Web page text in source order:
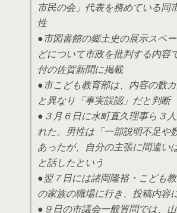
市民の会」代表を務めている同
性
●市図書館の郷土史の展示スペ
どについて市政を批判する内容
付の佐賀新聞に掲載
●市こども教育部は、内容の数
と異なり「事実誤認」だと判断
●３月６日に水町直久理事ら３
れた。男性は「一部説明不足や
あったが、自分の主張に間違い
と話したという
●翌７日には諸岡隆裕・こども
の家族の職場に行き、投稿内容
●９日の市議会一般質問では、